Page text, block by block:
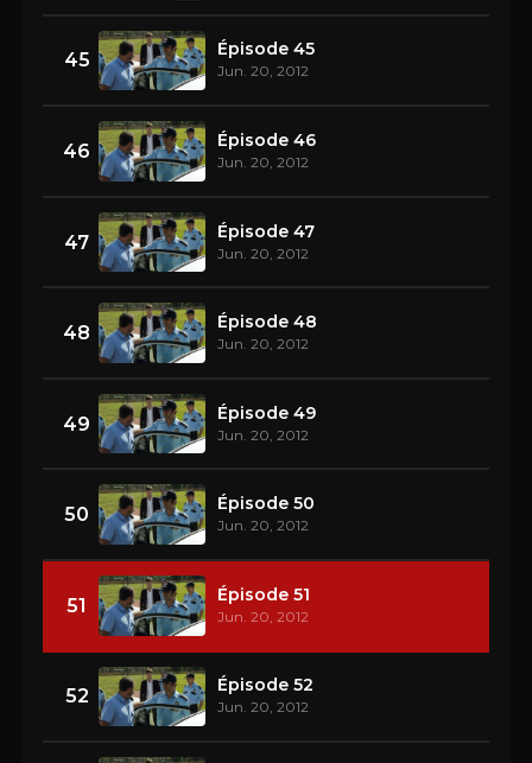
45 Épisode 45
Jun. 20, 2012
46 Épisode 46
Jun. 20, 2012
47 Épisode 47
Jun. 20, 2012
48 Épisode 48
Jun. 20, 2012
49 Épisode 49
Jun. 20, 2012
50 Épisode 50
Jun. 20, 2012
51 Épisode 51
Jun. 20, 2012
52 Épisode 52
Jun. 20, 2012